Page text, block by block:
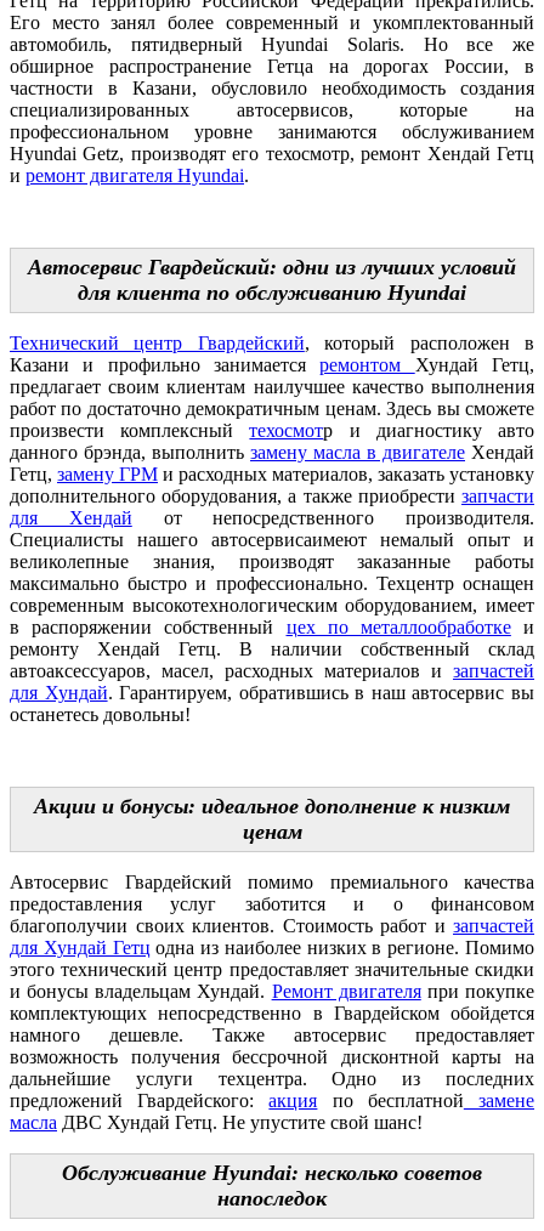
Его место занял более современный и укомплектованный
автомобиль, пятидверный Hyundai Solaris. Но все же
обширное распространение Гетца на дорогах России, в
частности в Казани, обусловило необходимость создания
специализированных автосервисов, которые на
профессиональном уровне занимаются обслуживанием
Hyundai Getz, производят его техосмотр, ремонт Хендай Гетц
и ремонт двигателя Hyundai.
Автосервис Гвардейский: одни из лучших условий
для клиента по обслуживанию Hyundai
Технический центр Гвардейский, который расположен в
Казани и профильно занимаетсяремонтом Хундай Гетц,
предлагает своим клиентам наилучшее качество выполнения
работ по достаточно демократичным ценам. Здесь вы сможете
произвести комплексныйтехосмотр и диагностику авто
данного брэнда, выполнить замену масла в двигателе Хендай
Гетц, замену ГРМ и расходных материалов, заказать установку
дополнительного оборудования, а также приобрести запчасти
для Хендай от непосредственного производителя.
Специалисты нашего автосервисаимеют немалый опыт и
великолепные знания, производят заказанные работы
максимально быстро и профессионально. Техцентр оснащен
современным высокотехнологическим оборудованием, имеет
в распоряжении собственный цех по металлообработкеи
ремонту Хендай Гетц. В наличии собственный склад
автоаксессуаров, масел, расходных материалов и запчастей
для Хундай. Гарантируем, обратившись в наш автосервис вы
останетесь довольны!
Акции и бонусы: идеальное дополнение к низким
ценам
Автосервис Гвардейский помимо премиального качества
предоставления услуг заботится и о финансовом
благополучии своих клиентов. Стоимость работ и запчастей
для Хундай Гетц одна из наиболее низких в регионе. Помимо
этого технический центр предоставляет значительные скидки
и бонусы владельцам Хундай. Ремонт двигателяпри покупке
комплектующих непосредственно в Гвардейском обойдется
намного дешевле. Также автосервис предоставляет
возможность получения бессрочной дисконтной карты на
дальнейшие услуги техцентра. Одно из последних
предложений Гвардейского:акция по бесплатной замене
масла ДВС Хундай Гетц. Не упустите свой шанс!
Обслуживание Hyundai: несколько советов
напоследок